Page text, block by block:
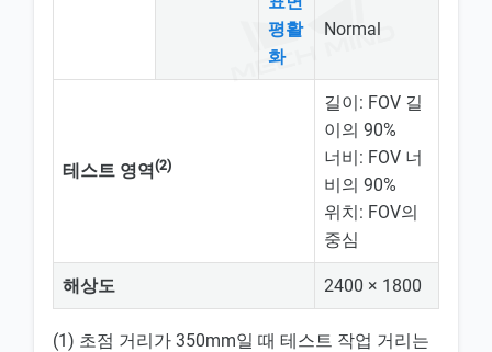
평활
화
Normal
테스트 영역(2)
길이: FOV 길
이의 90%
너비: FOV 너
비의 90%
위치: FOV의
중심
해상도 2400 × 1800
(1) 초점 거리가 350mm일 때 테스트 작업 거리는